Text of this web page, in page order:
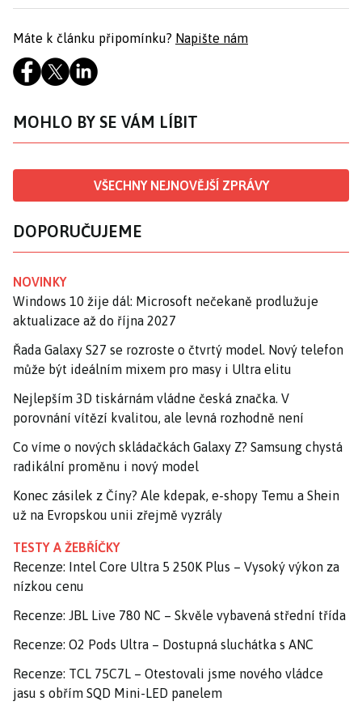
Máte k článku připomínku? Napište nám
MOHLO BY SE VÁM LÍBIT
VŠECHNY NEJNOVĚJŠÍ ZPRÁVY
DOPORUČUJEME
NOVINKY
Windows 10 žije dál: Microsoft nečekaně prodlužuje
aktualizace až do října 2027
Řada Galaxy S27 se rozroste o čtvrtý model. Nový telefon
může být ideálním mixem pro masy i Ultra elitu
Nejlepším 3D tiskárnám vládne česká značka. V
porovnání vítězí kvalitou, ale levná rozhodně není
Co víme o nových skládačkách Galaxy Z? Samsung chystá
radikální proměnu i nový model
Konec zásilek z Číny? Ale kdepak, e-shopy Temu a Shein
už na Evropskou unii zřejmě vyzrály
TESTY A ŽEBŘÍČKY
Recenze: Intel Core Ultra 5 250K Plus – Vysoký výkon za
nízkou cenu
Recenze: JBL Live 780 NC – Skvěle vybavená střední třída
Recenze: O2 Pods Ultra – Dostupná sluchátka s ANC
Recenze: TCL 75C7L – Otestovali jsme nového vládce
jasu s obřím SQD Mini-LED panelem